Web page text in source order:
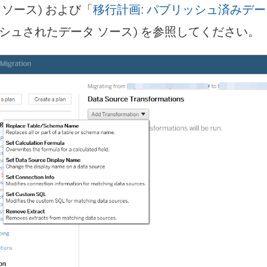
ース) および「移行計画: パブリッシュ済みデ
ュされたデータ ソース) を参照してください。